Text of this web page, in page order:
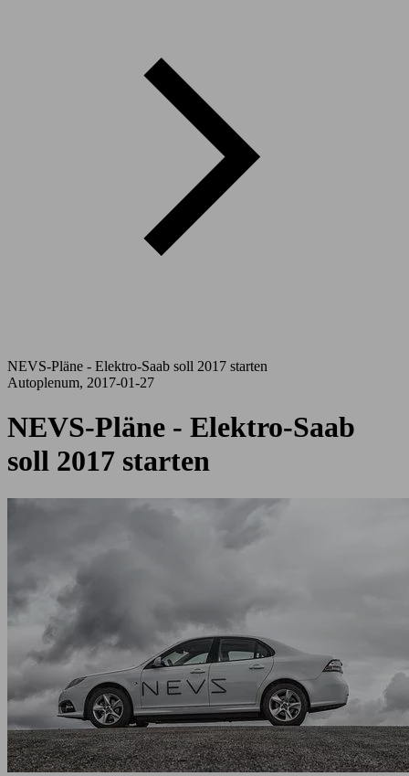
NEVS-Pläne - Elektro-Saab soll 2017 starten
Autoplenum, 2017-01-27
NEVS-Pläne - Elektro-Saab
soll 2017 starten